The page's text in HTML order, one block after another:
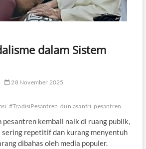
dalam Sistem
28 November 2025
#TradisiPesantren duniasantri pesantren
pesantren kembali naik di ruang publik,
sering repetitif dan kurang menyentuh
dibahas oleh media populer.